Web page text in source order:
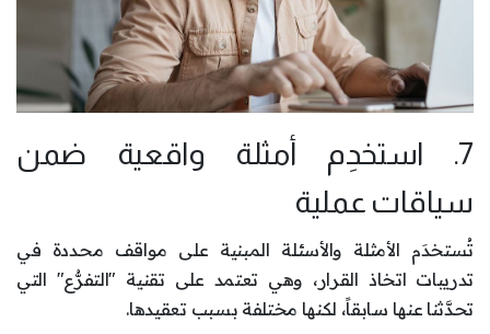
7. استخدِم أمثلة واقعية ضمن
سياقات عملية
تُستخدَم الأمثلة والأسئلة المبنية على مواقف محددة في
تدريبات اتخاذ القرار، وهي تعتمد على تقنية "التفرُّع" التي
تحدَّثنا عنها سابقاً، لكنها مختلفة بسبب تعقيدها.